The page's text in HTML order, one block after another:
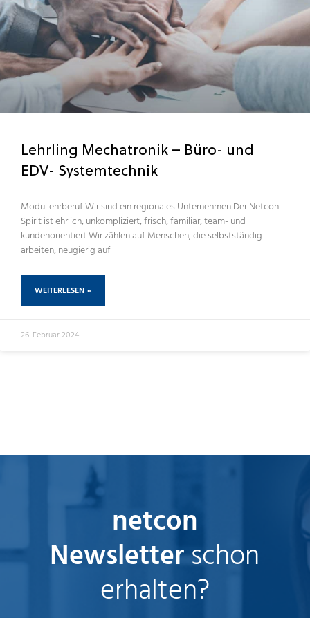
Lehrling Mechatronik – Büro- und
EDV- Systemtechnik
Modullehrberuf Wir sind ein regionales Unternehmen Der Netcon-
Spirit ist ehrlich, unkompliziert, frisch, familiär, team- und
kundenorientiert Wir zählen auf Menschen, die selbstständig
arbeiten, neugierig auf
WEITERLESEN »
26. Februar 2024
netcon
Newsletterschon
erhalten?